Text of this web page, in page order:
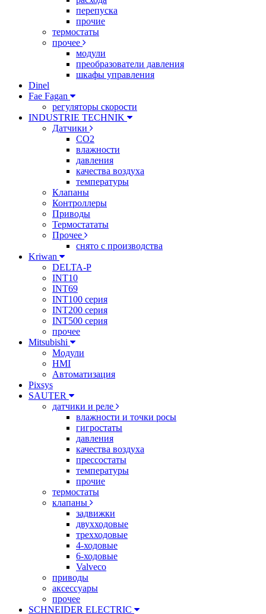
перепуска
прочие
термостаты
прочее
модули
преобразователи давления
шкафы управления
Dinel
Fae Fagan
регуляторы скорости
INDUSTRIE TECHNIK
Датчики
CO2
влажности
давления
качества воздуха
температуры
Клапаны
Контроллеры
Приводы
Термостататы
Прочее
снято с производства
Kriwan
DELTA-P
INT10
INT69
INT100 серия
INT200 серия
INT500 серия
прочее
Mitsubishi
Модули
HMI
Автоматизация
Pixsys
SAUTER
датчики и реле
влажности и точки росы
гигростаты
давления
качества воздуха
прессостаты
температуры
прочие
термостаты
клапаны
задвижки
двухходовые
трехходовые
4-ходовые
6-ходовые
Valveco
приводы
аксессуары
прочее
SCHNEIDER ELECTRIC